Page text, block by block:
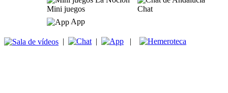
Mini juegos
Chat
App
| | |